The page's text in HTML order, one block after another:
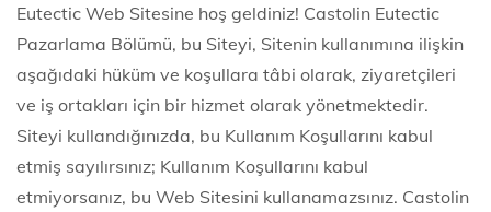
Eutectic Web Sitesine hoş geldiniz! Castolin Eutectic
Pazarlama Bölümü, bu Siteyi, Sitenin kullanımına ilişkin
aşağıdaki hüküm ve koşullara tâbi olarak, ziyaretçileri
ve iş ortakları için bir hizmet olarak yönetmektedir.
Siteyi kullandığınızda, bu Kullanım Koşullarını kabul
etmiş sayılırsınız; Kullanım Koşullarını kabul
etmiyorsanız, bu Web Sitesini kullanamazsınız. Castolin